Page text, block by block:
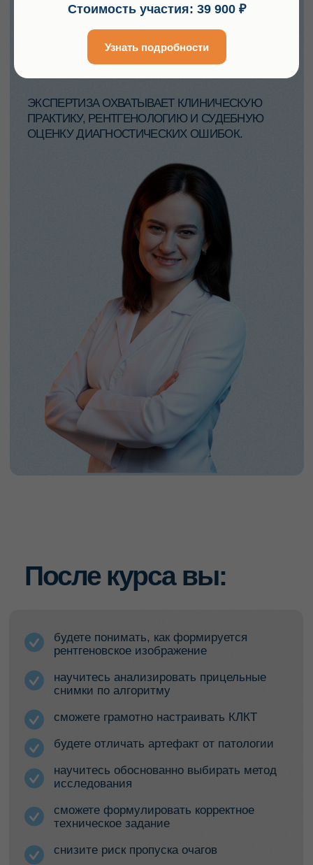
Дата и место
SIMKO ACADEMY
Москва, Нижний Сусальный пер.,
5с1, БЦ «АРМА» (рядом со
станцией метро Курская
кольцевая, выход №4 или №5)
15 мая 2026, 10:00–17:00
ЗАДАТЬ ВОПРОС
КОНТАКТЫ
Напишите в наш бот, и он поможет вам
разобраться
полезными материалами и анонсами
Наши социальные сети
Вконтакте
Telegram
Стоимость участия: 39 900 ₽
Узнать подробности